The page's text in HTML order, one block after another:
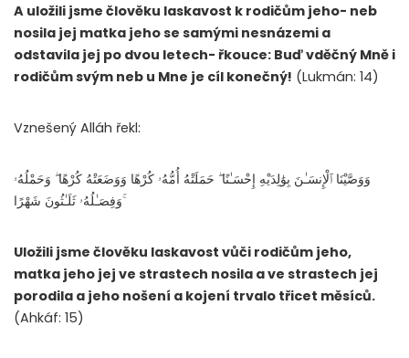
A uložili jsme člověku laskavost k rodičům jeho- neb
nosila jej matka jeho se samými nesnázemi a
odstavila jej po dvou letech- řkouce: Buď vděčný Mně i
rodičům svým neb u Mne je cíl konečný! (Lukmán: 14)
Vznešený Alláh řekl:
وَوَصَّيْنَا ٱلْإِنسَـٰنَ بِوَٰلِدَيْهِ إِحْسَـٰنًا ۖ حَمَلَتْهُ أُمُّهُۥ كُرْهًا وَوَضَعَتْهُ كُرْهًا ۖ وَحَمْلُهُۥ
وَفِصَـٰلُهُۥ ثَلَـٰثُونَ شَهْرًا ۚ
Uložili jsme člověku laskavost vůči rodičům jeho,
matka jeho jej ve strastech nosila a ve strastech jej
porodila a jeho nošení a kojení trvalo třicet měsíců.
(Ahkáf: 15)